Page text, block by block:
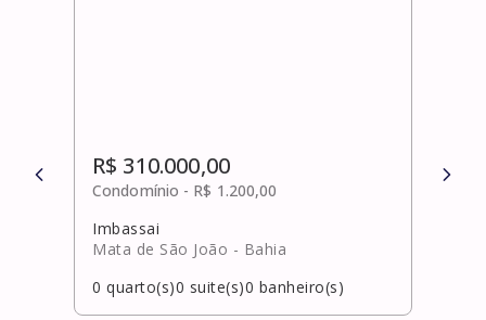
R$ 310.000,00
Condomínio - R$ 1.200,00
Imbassai
Mata de São João - Bahia
0 quarto(s)0 suite(s)0 banheiro(s)
R$